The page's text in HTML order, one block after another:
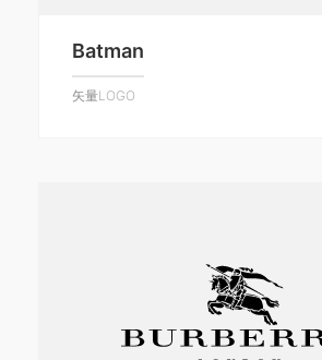
Batman
矢量LOGO